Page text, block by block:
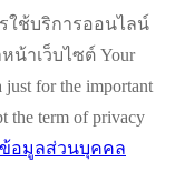
ใช้บริการออนไลน์
น้าเว็บไซต์ Your
just for the important
the term of privacy
ข้อมูลส่วนบุคคล